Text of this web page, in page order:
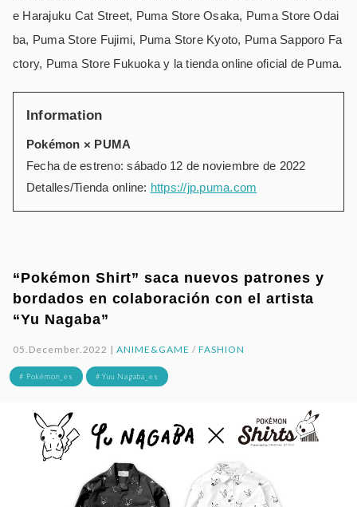
e Harajuku Cat Street, Puma Store Osaka, Puma Store Odai
ba, Puma Store Fujimi, Puma Store Kyoto, Puma Sapporo Fa
ctory, Puma Store Fukuoka y la tienda online oficial de Puma.
Information
Pokémon × PUMA
Fecha de estreno: sábado 12 de noviembre de 2022
Detalles/Tienda online: https://jp.puma.com
“Pokémon Shirt” saca nuevos patrones y
bordados en colaboración con el artista
“Yu Nagaba”
05.December.2022 |ANIME&GAME / FASHION
# Pokémon_es # Yuu Nagaba_es